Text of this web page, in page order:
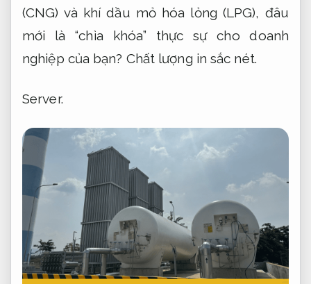
(CNG) và khí dầu mỏ hóa lỏng (LPG), đâu
mới là “chìa khóa” thực sự cho doanh
nghiệp của bạn? Chất lượng in sắc nét.
Server.